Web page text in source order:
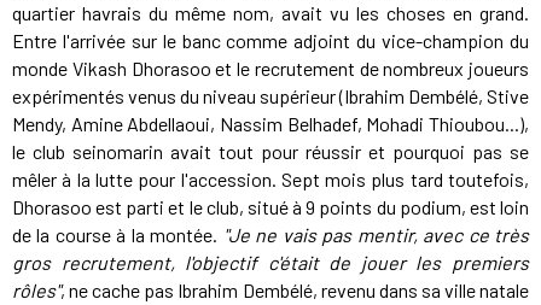
quartier havrais du même nom, avait vu les choses en grand.
Entre l'arrivée sur le banc comme adjoint du vice-champion du
monde Vikash Dhorasoo et le recrutement de nombreux joueurs
expérimentés venus du niveau supérieur (Ibrahim Dembélé, Stive
Mendy, Amine Abdellaoui, Nassim Belhadef, Mohadi Thioubou...),
le club seinomarin avait tout pour réussir et pourquoi pas se
mêler à la lutte pour l'accession. Sept mois plus tard toutefois,
Dhorasoo est parti et le club, situé à 9 points du podium, est loin
de la course à la montée. "Je ne vais pas mentir, avec ce très
gros recrutement, l'objectif c'était de jouer les premiers
rôles", ne cache pas Ibrahim Dembélé, revenu dans sa ville natale